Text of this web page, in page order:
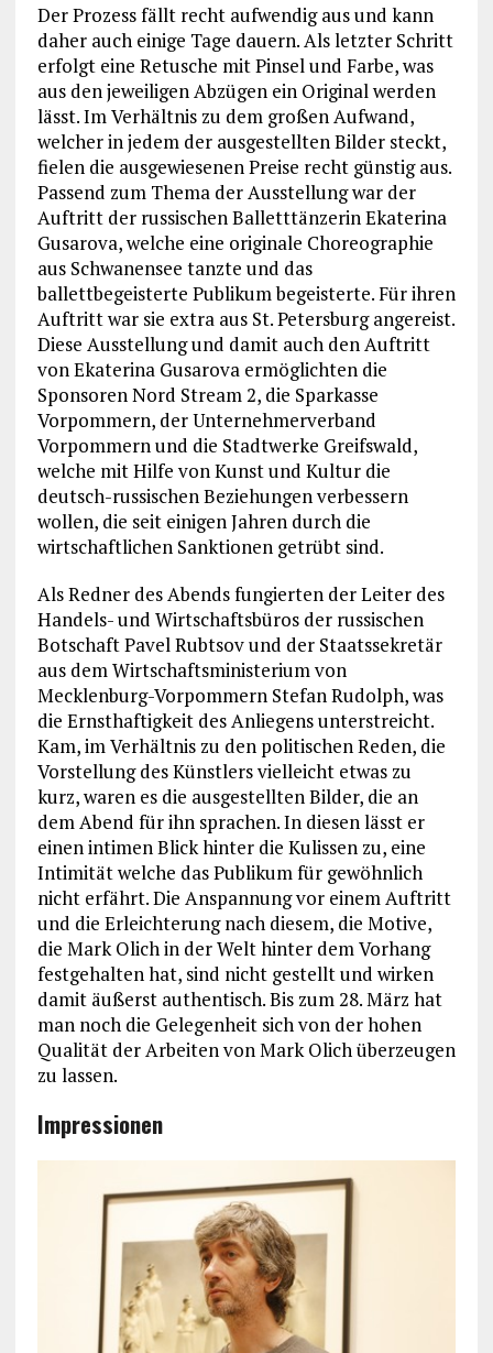
Der Prozess fällt recht aufwendig aus und kann
daher auch einige Tage dauern. Als letzter Schritt
erfolgt eine Retusche mit Pinsel und Farbe, was
aus den jeweiligen Abzügen ein Original werden
lässt. Im Verhältnis zu dem großen Aufwand,
welcher in jedem der ausgestellten Bilder steckt,
fielen die ausgewiesenen Preise recht günstig aus.
Passend zum Thema der Ausstellung war der
Auftritt der russischen Balletttänzerin Ekaterina
Gusarova, welche eine originale Choreographie
aus Schwanensee tanzte und das
ballettbegeisterte Publikum begeisterte. Für ihren
Auftritt war sie extra aus St. Petersburg angereist.
Diese Ausstellung und damit auch den Auftritt
von Ekaterina Gusarova ermöglichten die
Sponsoren Nord Stream 2, die Sparkasse
Vorpommern, der Unternehmerverband
Vorpommern und die Stadtwerke Greifswald,
welche mit Hilfe von Kunst und Kultur die
deutsch-russischen Beziehungen verbessern
wollen, die seit einigen Jahren durch die
wirtschaftlichen Sanktionen getrübt sind.
Als Redner des Abends fungierten der Leiter des
Handels- und Wirtschaftsbüros der russischen
Botschaft Pavel Rubtsov und der Staatssekretär
aus dem Wirtschaftsministerium von
Mecklenburg-Vorpommern Stefan Rudolph, was
die Ernsthaftigkeit des Anliegens unterstreicht.
Kam, im Verhältnis zu den politischen Reden, die
Vorstellung des Künstlers vielleicht etwas zu
kurz, waren es die ausgestellten Bilder, die an
dem Abend für ihn sprachen. In diesen lässt er
einen intimen Blick hinter die Kulissen zu, eine
Intimität welche das Publikum für gewöhnlich
nicht erfährt. Die Anspannung vor einem Auftritt
und die Erleichterung nach diesem, die Motive,
die Mark Olich in der Welt hinter dem Vorhang
festgehalten hat, sind nicht gestellt und wirken
damit äußerst authentisch. Bis zum 28. März hat
man noch die Gelegenheit sich von der hohen
Qualität der Arbeiten von Mark Olich überzeugen
zu lassen.
Impressionen